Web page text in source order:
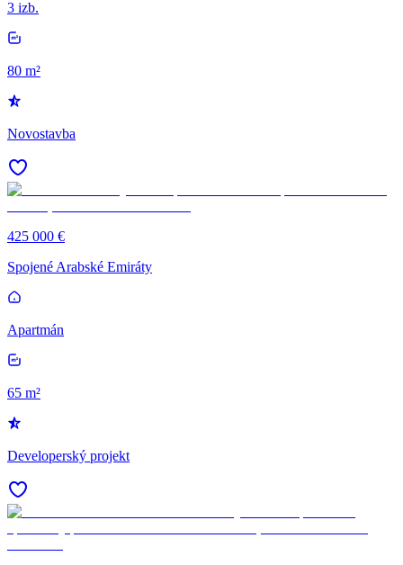
3 izb.
80 m²
Novostavba
425 000 €
Spojené Arabské Emiráty
Apartmán
65 m²
Developerský projekt